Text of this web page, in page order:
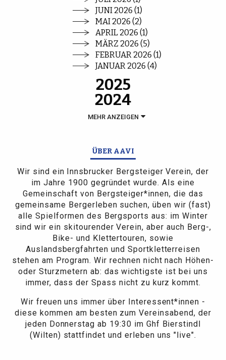
JUNI 2026 (1)
MAI 2026 (2)
APRIL 2026 (1)
MÄRZ 2026 (5)
FEBRUAR 2026 (1)
JANUAR 2026 (4)
2025
2024
MEHR ANZEIGEN
ÜBER AAVI
Wir sind ein Innsbrucker Bergsteiger Verein, der
im Jahre 1900 gegründet wurde. Als eine
Gemeinschaft von Bergsteiger*innen, die das
gemeinsame Bergerleben suchen, üben wir (fast)
alle Spielformen des Bergsports aus: im Winter
sind wir ein skitourender Verein, aber auch Berg-,
Bike- und Klettertouren, sowie
Auslandsbergfahrten und Sportkletterreisen
stehen am Program. Wir rechnen nicht nach Höhen-
oder Sturzmetern ab: das wichtigste ist bei uns
immer, dass der Spass nicht zu kurz kommt.
Wir freuen uns immer über Interessent*innen -
diese kommen am besten zum Vereinsabend, der
jeden Donnerstag ab 19:30 im Ghf Bierstindl
(Wilten) stattfindet und erleben uns "live".